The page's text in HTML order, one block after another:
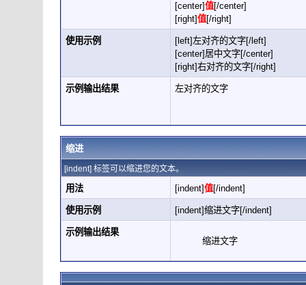
[center]值[/center]
[right]值[/right]
使用示例
[left]左对齐的文字[/left]
[center]居中文字[/center]
[right]右对齐的文字[/right]
示例输出结果 左对齐的文字
缩进
[indent] 标签可以缩进您的文本。
用法 [indent]值[/indent]
使用示例 [indent]缩进文字[/indent]
示例输出结果
缩进文字